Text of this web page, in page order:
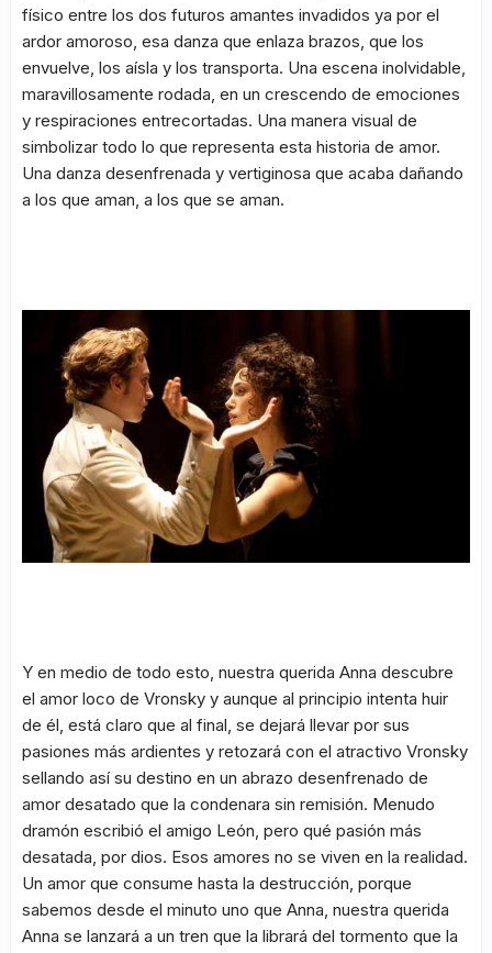
físico entre los dos futuros amantes invadidos ya por el
ardor amoroso, esa danza que enlaza brazos, que los
envuelve, los aísla y los transporta. Una escena inolvidable,
maravillosamente rodada, en un crescendo de emociones
y respiraciones entrecortadas. Una manera visual de
simbolizar todo lo que representa esta historia de amor.
Una danza desenfrenada y vertiginosa que acaba dañando
a los que aman, a los que se aman.
Y en medio de todo esto, nuestra querida Anna descubre
el amor loco de Vronsky y aunque al principio intenta huir
de él, está claro que al final, se dejará llevar por sus
pasiones más ardientes y retozará con el atractivo Vronsky
sellando así su destino en un abrazo desenfrenado de
amor desatado que la condenara sin remisión. Menudo
dramón escribió el amigo León, pero qué pasión más
desatada, por dios. Esos amores no se viven en la realidad.
Un amor que consume hasta la destrucción, porque
sabemos desde el minuto uno que Anna, nuestra querida
Anna se lanzará a un tren que la librará del tormento que la